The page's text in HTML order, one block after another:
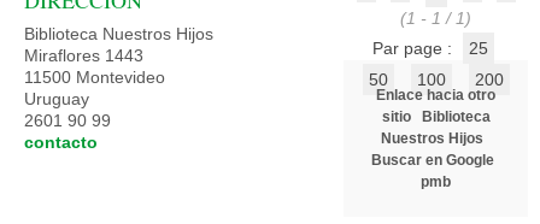
(1 - 1 / 1)
Par page :
25
50
100 200
Enlace hacia otro
sitio
Biblioteca
Nuestros Hijos
Buscar en Google
pmb
Biblioteca Nuestros Hijos
Miraflores 1443
11500 Montevideo
Uruguay
2601 90 99
contacto